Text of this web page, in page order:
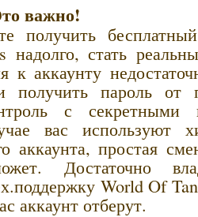
важно!
получить
надолго, стать
к аккаунту
и получить пароль
с секретными
вас используют
аккаунта, простая
Достаточно
World Of
аккаунт отберут.